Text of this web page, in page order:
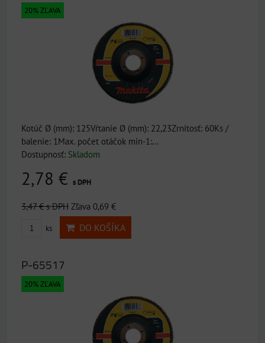
20% ZĽAVA
Kotúč Ø (mm): 125Vŕtanie Ø (mm): 22,23Zrnitosť: 60Ks /
balenie: 1Max. počet otáčok min-1:...
Dostupnosť: Skladom
2,78 € s DPH
3,47 €s DPH Zľava 0,69 €
ks DO KOŠÍKA
P-65517
20% ZĽAVA